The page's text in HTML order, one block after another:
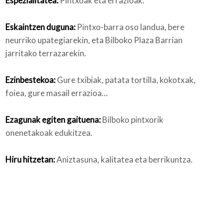
Eskaintzen duguna: Pintxo-barra oso landua, bere
neurriko upategiarekin, eta Bilboko Plaza Barrian
jarritako terrazarekin.
Ezinbestekoa:Gure txibiak, patata tortilla, kokotxak,
foiea, gure masail errazioa…
Ezagunak egiten gaituena:Bilboko pintxorik
onenetakoak edukitzea.
Hiru hitzetan:Aniztasuna, kalitatea eta berrikuntza.